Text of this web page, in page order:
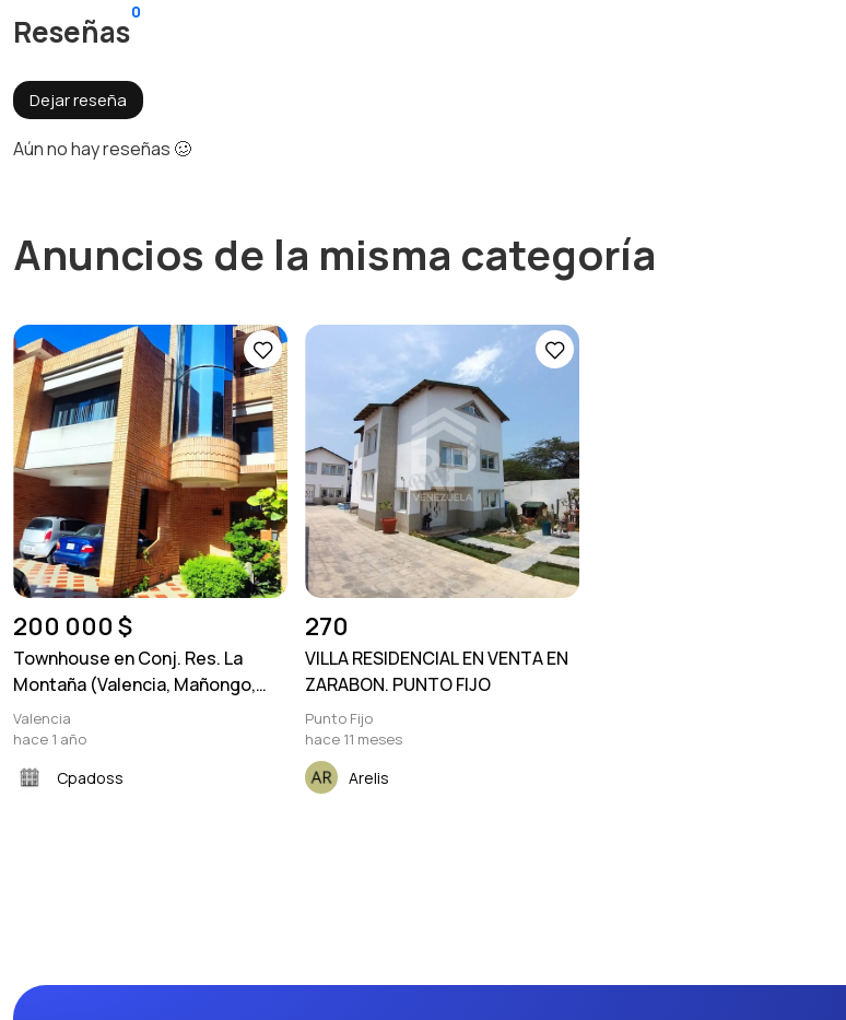
Reseñas
0
Dejar reseña
Aún no hay reseñas 🥴
Anuncios de la misma categoría
200 000 $
Townhouse en Conj. Res. La
Montaña (Valencia, Mañongo,
Trigal Norte)
Valencia
hace 1 año
Cpadoss
270
VILLA RESIDENCIAL EN VENTA EN
ZARABON. PUNTO FIJO
Punto Fijo
hace 11 meses
Arelis